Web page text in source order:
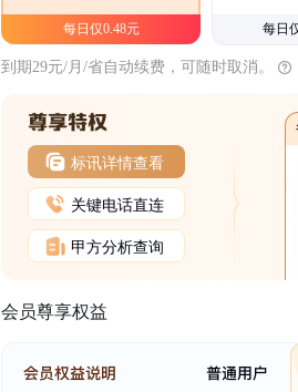
每日仅0.48元 每日
到期29元/月/省自动续费，可随时取消。
标讯详情查看
关键电话直连
甲方分析查询
会员尊享权益